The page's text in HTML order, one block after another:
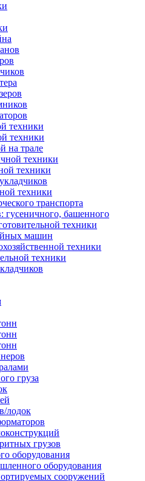
техники
техники
на трале
техники
техники
техники
транспорта
гусеничного, башенного
техники
машин
техники
техники
груза
лодок
грузов
оборудования
оборудования
сооружений